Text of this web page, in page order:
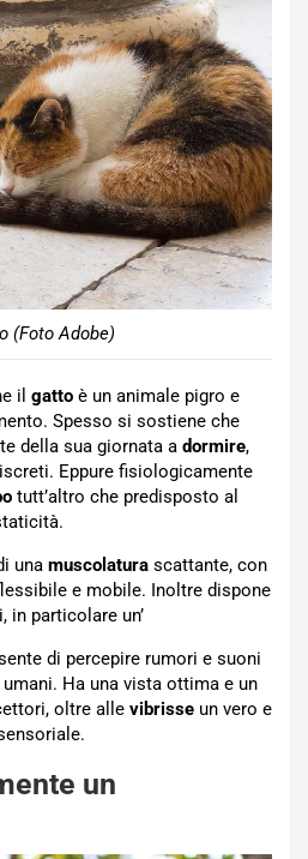
(Foto Adobe)
il gatto è un animale pigro e
Spesso si sostiene che
della sua giornata a dormire,
Eppure fisiologicamente
tutt’altro che predisposto al
una muscolatura scattante, con
e mobile. Inoltre dispone
in particolare un’
di percepire rumori e suoni
Ha una vista ottima e un
oltre alle vibrisse un vero e
un